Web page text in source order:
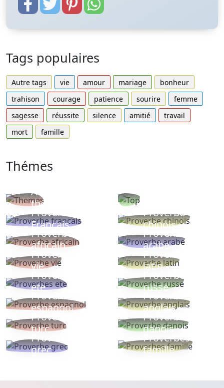
Tags populaires
Autre tags vie amour mariage
bonheur
trahison
courage patience sourire
femme
sagesse
réussite silence amitié
travail
mort
famille
Thémes
Autres
thèmes
Proverbe
Français
Proverbe
chinois
Proverbe
africain
Proverbe
arabe
Proverbe
vie
Proverbe
latin
Proverbes
ete
Proverbe
russe
Proverbe
espagnol
Proverbe
anglais
Proverbe
turc
Proverbe
danois
Proverbe
grec
Proverbes
famille